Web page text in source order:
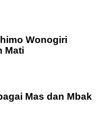
Wonogiri
Mati
Mas dan Mbak